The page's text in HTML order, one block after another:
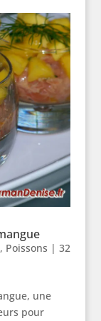
, Poissons | 32
une
pour